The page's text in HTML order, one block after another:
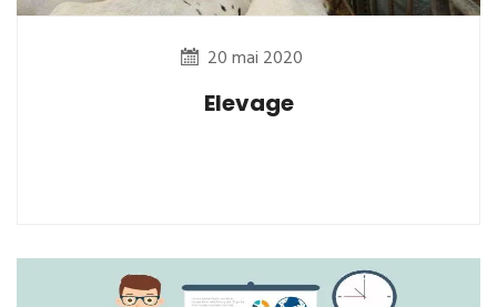
20 mai 2020
Elevage